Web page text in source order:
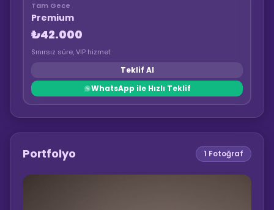
Tam Gece
Premium
₺42.000
Sınırsız süre, VIP hizmet
Teklif Al
WhatsApp ile Hızlı Teklif
Portfolyo 1 Fotoğraf